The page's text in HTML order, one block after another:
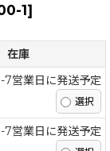
1]
在庫
7営業日に発送予定
7営業日に発送予定